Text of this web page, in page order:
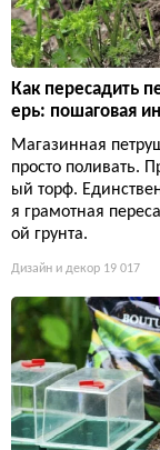
Как пересадить
ерь: пошаговая
Магазинная
просто поливать.
ый торф.
я грамотная
ой грунта.
Дизайн и декор 19 017